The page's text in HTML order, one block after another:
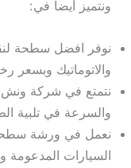
ونتميز أيضا في:
نوفر افضل سطحة
والاتوماتيك وبسعر
نتمتع في شركة ونش
والسرعة في تلبية
نعمل في ورشة
السيارات المدعومة